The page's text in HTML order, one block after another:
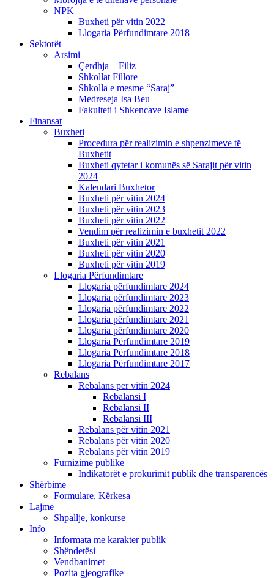
NPK
Buxheti për vitin 2022
Llogaria Përfundimtare 2018
Sektorët
Arsimi
Çerdhja – Filiz
Shkollat Fillore
Shkolla e mesme “Saraj”
Medreseja Isa Beu
Fakulteti i Shkencave Islame
Finansat
Buxheti
Procedura për realizimin e shpenzimeve të
Buxhetit
Buxheti qytetar i komunës së Sarajit për vitin
2024
Kalendari Buxhetor
Buxheti për vitin 2024
Buxheti për vitin 2023
Buxheti për vitin 2022
Vendim për realizimin e buxhetit 2022
Buxheti për vitin 2021
Buxheti për vitin 2020
Buxheti për vitin 2019
Llogaria Përfundimtare
Llogaria përfundimtare 2024
Llogaria përfundimtare 2023
Llogaria përfundimtare 2022
Llogaria përfundimtare 2021
Llogaria përfundimtare 2020
Llogaria Përfundimtare 2019
Llogaria Përfundimtare 2018
Llogaria Përfundimtare 2017
Rebalans
Rebalans per vitin 2024
Rebalansi I
Rebalansi II
Rebalansi III
Rebalans për vitin 2021
Rebalans për vitin 2020
Rebalans për vitin 2019
Furnizime publike
Indikatorët e prokurimit publik dhe transparencës
Shërbime
Formulare, Kërkesa
Lajme
Shpallje, konkurse
Info
Informata me karakter publik
Shëndetësi
Vendbanimet
Pozita gjeografike